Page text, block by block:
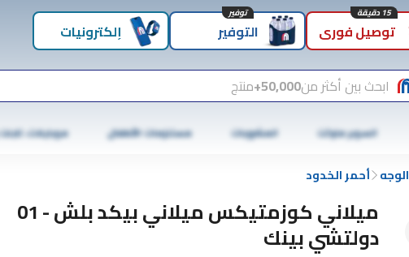
توصيل فوري
15 دقيقة
التوفير
توفير
إلكترونيات
ابحث بين أكثر من50,000+ منتج
السوبر ماركت المشروبات مستلزمات الأطفال موبايلات،
الوجه أحمر الخدود
ميلاني كوزمتيكس ميلاني بيكد بلش - 01
دولتشي بينك